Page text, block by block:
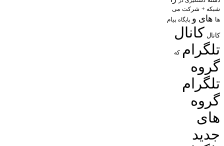
شبکه + شرکت می
ها های و پایگاه پیام
کانال کانال
تلگرام که
گروه
تلگرام
گروه
های
جدید